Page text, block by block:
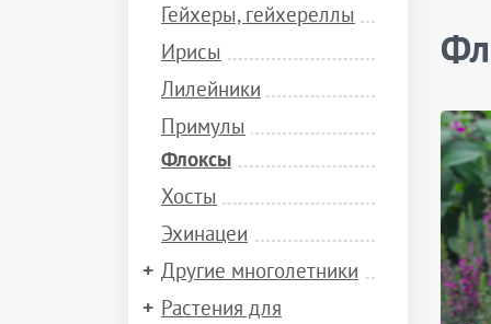
Гейхеры, гейхереллы
Ирисы
Лилейники
Примулы
Флоксы
Хосты
Эхинацеи
Другие многолетники
Растения для